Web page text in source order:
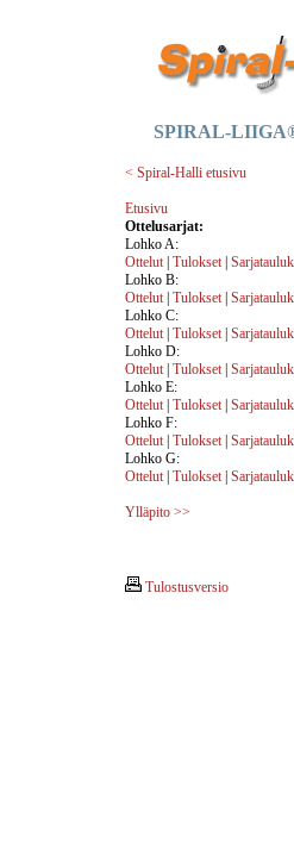
SPIRAL-LIIGA®
< Spiral-Halli etusivu
Etusivu
Ottelusarjat:
Lohko A:
Ottelut | Tulokset |
Lohko B:
Ottelut | Tulokset |
Lohko C:
Ottelut | Tulokset |
Lohko D:
Ottelut | Tulokset |
Lohko E:
Ottelut | Tulokset |
Lohko F:
Ottelut | Tulokset |
Lohko G:
Ottelut | Tulokset |
Ylläpito >>
Tulostusversio